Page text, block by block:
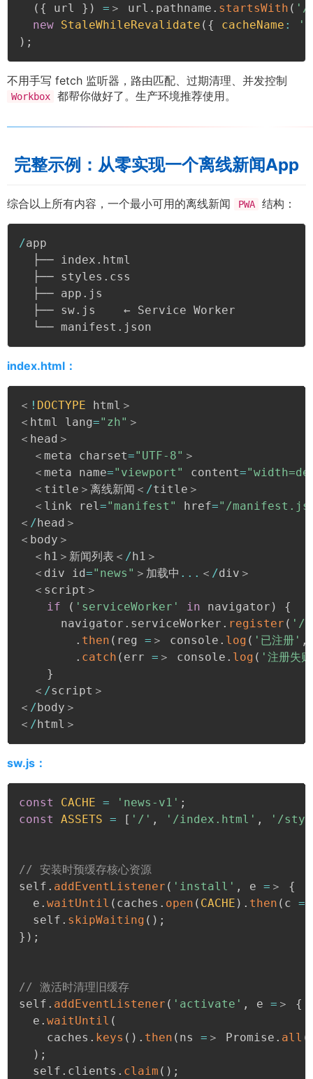
( { url } ) = ＞ url . pathname . startsWith ( '/
new StaleWhileRevalidate ( { cacheName :
) ;
不用手写 fetch 监听器，路由匹配、过期清理、并发控制
Workbox 都帮你做好了。生产环境推荐使用。
完整示例：从零实现一个离线新闻App
综合以上所有内容，一个最小可用的离线新闻 PWA 结构：
/app
  ├── index
. html
  ├── styles
. css
  ├── app
. js
  ├── sw
. js    ← Service Worker
  └── manifest
. json
index.html：
＜ ! DOCTYPE html＞
＜html lang="zh" ＞
＜head＞
  ＜meta charset
="UTF-8" ＞
  ＜meta name
="viewport" content=
  ＜title＞离线新闻＜
/title＞
  ＜link rel
="manifest" href="/
＜ / head＞
＜body＞
  ＜h1＞新闻列表＜
/ h1＞
  ＜div id
="news" ＞加载中 ... ＜ /div＞
  ＜script＞
if
( 'serviceWorker' in navigator )
{
      navigator
. serviceWorker . register ( '/
. then ( reg = ＞ console . log ( '已注册' ,
. catch ( err = ＞ console . log ( '注册失
}
  ＜
/script＞
＜ / body＞
＜ / html＞
sw.js：
const CACHE = 'news-v1' ;
const
ASSETS = [ '/' , '/index.html' , '/
// 安装时预缓存核心资源
self . addEventListener ( 'install' , e = ＞ {
  e
. waitUntil ( caches . open ( CACHE ) . then ( c =
  self
. skipWaiting ( ) ;
} ) ;
// 激活时清理旧缓存
self . addEventListener ( 'activate' , e = ＞ {
  e
. waitUntil (
    caches
. keys ( ) . then ( ns = ＞ Promise . all (
) ;
  self
. clients . claim ( ) ;